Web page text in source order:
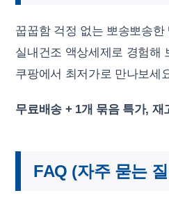
꿉꿉함 걱정 없는 뽀송뽀송
실내건조 액상세제로 경험해
쿠팡에서 최저가로 만나보세
무료배송 + 1개 묶음 특가, 재
FAQ (자주 묻는